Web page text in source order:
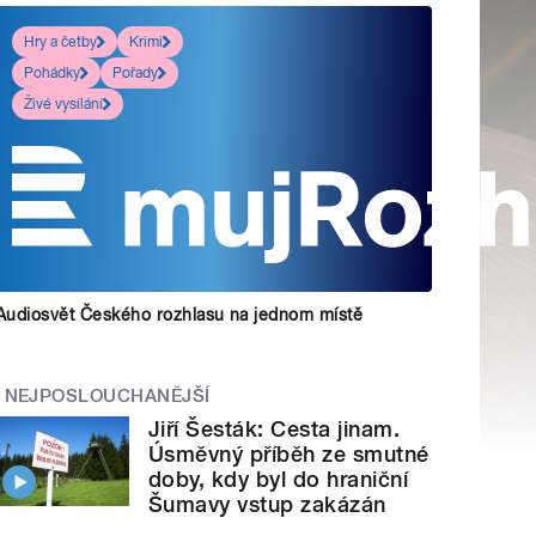
Hry a četby
Krimi
Pohádky
Pořady
Živé vysílání
Českého rozhlasu na jednom místě
NEJPOSLOUCHANĚJŠÍ
Jiří Šesták: Cesta jinam.
Úsměvný příběh ze smutné
doby, kdy byl do hraniční
Šumavy vstup zakázán